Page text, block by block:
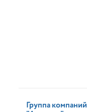
Группа компаний